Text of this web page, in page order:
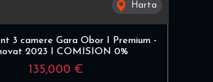
Harta
3 camere Gara Obor I Premium -
2023 I COMISION 0%
135,000 €